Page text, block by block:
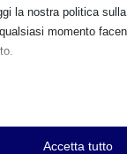
la nostra politica
momento
essenziali abilitano le
Accetta tutto